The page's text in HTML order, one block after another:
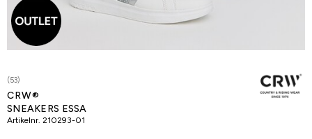
(53)
CRW®
SNEAKERS ESSA
Artikelnr. 210293-01